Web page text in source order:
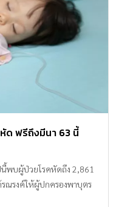
ด ฟรีถึงมีนา 63 นี้
พบผู้ป่วยโรคหัดถึง 2,861
รณรงค์ให้ผู้ปกครองพาบุตร